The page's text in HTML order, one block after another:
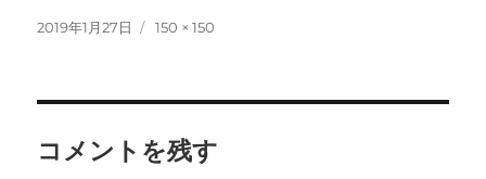
投
2019年1月27日
フ
150 × 150
コメントを残す